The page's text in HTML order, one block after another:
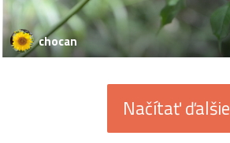
chocan
Načítať ďalšie